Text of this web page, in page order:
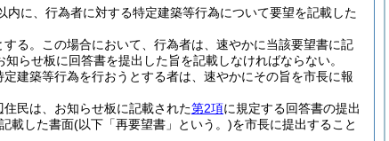
に、行為者に対する特定建築等行為について要望を記載した
る。
この場合において、行為者は、速やかに当該要望書に記
らせ板に回答書を提出した旨を記載しなければならない。
建築等行為を行おうとする者は、速やかにその旨を市長に報
民は、お知らせ板に記載された第2項に規定する回答書の提出
載した書面(以下「再要望書」という。)を市長に提出すること